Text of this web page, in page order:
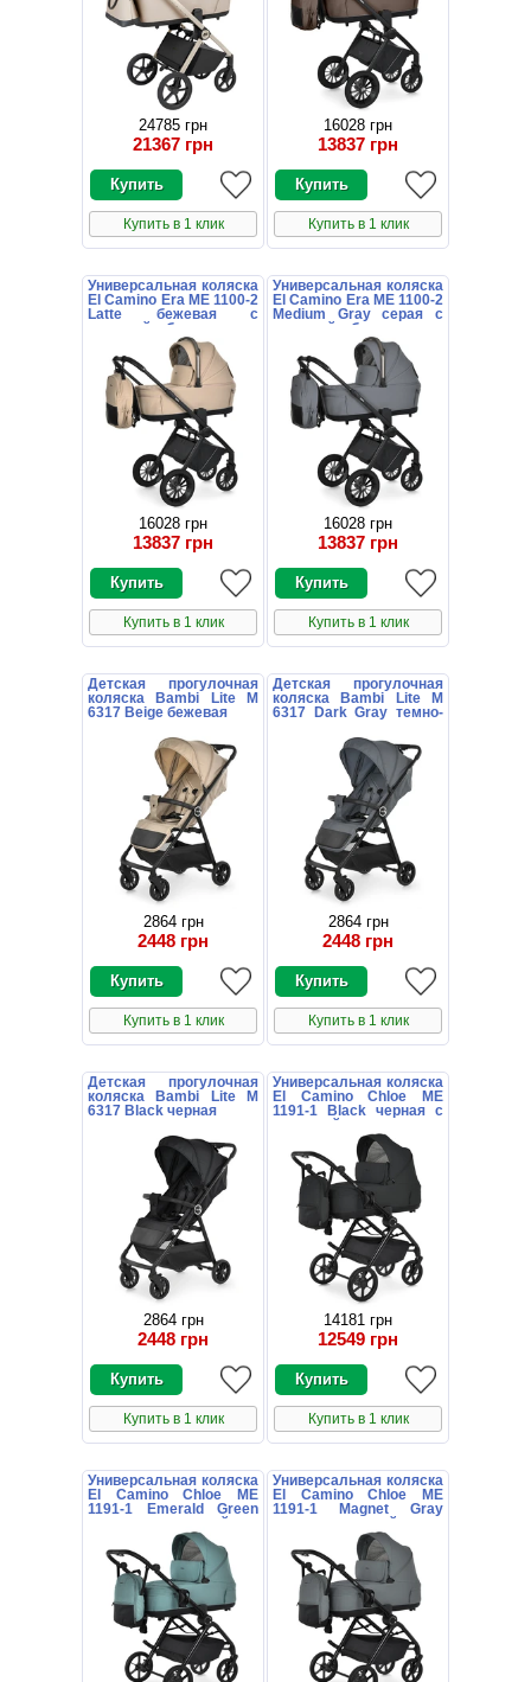
24785 грн
21367 грн
Купить в 1 клик
16028 грн
13837 грн
Купить в 1 клик
Универсальная коляска
El Camino Era ME 1100-2
Latte бежевая с
люлькой и блоком
16028 грн
13837 грн
Купить в 1 клик
Универсальная коляска
El Camino Era ME 1100-2
Medium Gray серая с
люлькой и блоком
16028 грн
13837 грн
Купить в 1 клик
Детская прогулочная
коляска Bambi Lite M
6317 Beige бежевая
2864 грн
2448 грн
Купить в 1 клик
Детская прогулочная
коляска Bambi Lite M
6317 Dark Gray темно-
2864 грн
2448 грн
Купить в 1 клик
Детская прогулочная
коляска Bambi Lite M
6317 Black черная
2864 грн
2448 грн
Купить в 1 клик
Универсальная коляска
El Camino Chloe ME
1191-1 Black черная с
сумочкой
14181 грн
12549 грн
Купить в 1 клик
Универсальная коляска
El Camino Chloe ME
1191-1 Emerald Green
зеленая с сумочкой
Универсальная коляска
El Camino Chloe ME
1191-1 Magnet Gray
серая с сумочкой